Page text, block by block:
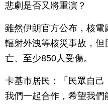
悲劇是否又將重演？
雖然伊朗官方公布，核
輻射外洩等核災事故，
亡、至少850人受傷。
卡基市居民：「民眾自己
我們一起合作，希望我們